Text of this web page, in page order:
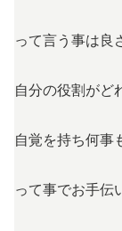
って言う事は良
自分の役割がど
自覚を持ち何事
って事でお手伝